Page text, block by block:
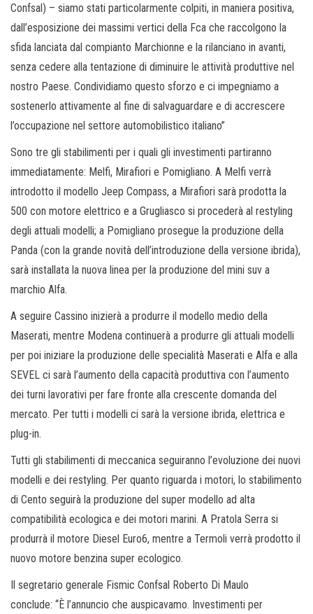
Confsal) – siamo stati particolarmente colpiti, in maniera positiva,
dall’esposizione dei massimi vertici della Fca che raccolgono la
sfida lanciata dal compianto Marchionne e la rilanciano in avanti,
senza cedere alla tentazione di diminuire le attività produttive nel
nostro Paese. Condividiamo questo sforzo e ci impegniamo a
sostenerlo attivamente al fine di salvaguardare e di accrescere
l’occupazione nel settore automobilistico italiano”
Sono tre gli stabilimenti per i quali gli investimenti partiranno
immediatamente: Melfi, Mirafiori e Pomigliano. A Melfi verrà
introdotto il modello Jeep Compass, a Mirafiori sarà prodotta la
500 con motore elettrico e a Grugliasco si procederà al restyling
degli attuali modelli; a Pomigliano prosegue la produzione della
Panda (con la grande novità dell’introduzione della versione ibrida),
sarà installata la nuova linea per la produzione del mini suv a
marchio Alfa.
A seguire Cassino inizierà a produrre il modello medio della
Maserati, mentre Modena continuerà a produrre gli attuali modelli
per poi iniziare la produzione delle specialità Maserati e Alfa e alla
SEVEL ci sarà l’aumento della capacità produttiva con l’aumento
dei turni lavorativi per fare fronte alla crescente domanda del
mercato. Per tutti i modelli ci sarà la versione ibrida, elettrica e
plug-in.
Tutti gli stabilimenti di meccanica seguiranno l’evoluzione dei nuovi
modelli e dei restyling. Per quanto riguarda i motori, lo stabilimento
di Cento seguirà la produzione del super modello ad alta
compatibilità ecologica e dei motori marini. A Pratola Serra si
produrrà il motore Diesel Euro6, mentre a Termoli verrà prodotto il
nuovo motore benzina super ecologico.
Il segretario generale Fismic Confsal Roberto Di Maulo
conclude: “È l’annuncio che auspicavamo. Investimenti per